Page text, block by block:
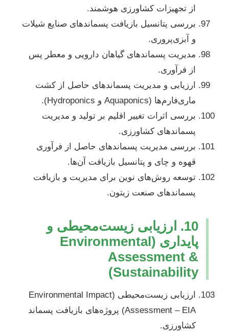
از تجهیزات کشاورزی هوشمند.
بررسی پتانسیل بازیافت پسماندهای صنایع شیلات
و آبزی‌پروری.
مدیریت پسماندهای گیاهان دارویی و معطر پس
از فرآوری.
ارزیابی و مدیریت پسماندهای حاصل از کشت
ماری‌فارم‌ها (Aquaponics و Hydroponics).
بررسی اثرات تغییر اقلیم بر تولید و مدیریت
پسماندهای کشاورزی.
بررسی مدیریت پسماندهای حاصل از فرآوری
قهوه و چای و پتانسیل بازیافت آن‌ها.
توسعه روش‌های نوین برای مدیریت و بازیافت
پسماندهای صنعت زیتون.
10. ارزیابی زیست‌محیطی و
پایداری (Environmental
Assessment &
Sustainability)
ارزیابی زیست‌محیطی (Environmental Impact
Assessment – EIA) پروژه‌های بازیافت پسماند
کشاورزی.